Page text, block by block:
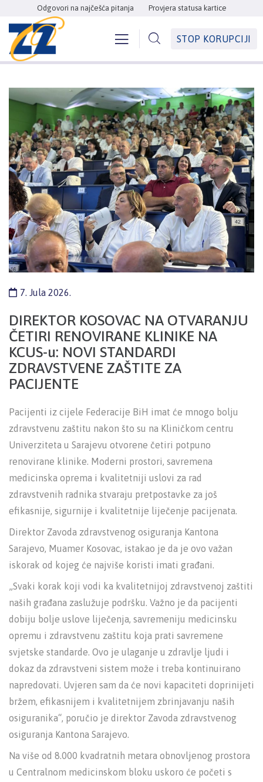
Odgovori na najčešća pitanja Provjera statusa kartice
STOP KORUPCIJI
7. Jula 2026.
DIREKTOR KOSOVAC NA OTVARANJU
ČETIRI RENOVIRANE KLINIKE NA
KCUS-u: NOVI STANDARDI
ZDRAVSTVENE ZAŠTITE ZA
PACIJENTE
Pacijenti iz cijele Federacije BiH imat će mnogo bolju
zdravstvenu zaštitu nakon što su na Kliničkom centru
Univerziteta u Sarajevu otvorene četiri potpuno
renovirane klinike. Moderni prostori, savremena
medicinska oprema i kvalitetniji uslovi za rad
zdravstvenih radnika stvaraju pretpostavke za još
efikasnije, sigurnije i kvalitetnije liječenje pacijenata.
Direktor Zavoda zdravstvenog osiguranja Kantona
Sarajevo, Muamer Kosovac, istakao je da je ovo važan
iskorak od kojeg će najviše koristi imati građani.
„Svaki korak koji vodi ka kvalitetnijoj zdravstvenoj zaštiti
naših građana zaslužuje podršku. Važno je da pacijenti
dobiju bolje uslove liječenja, savremeniju medicinsku
opremu i zdravstvenu zaštitu koja prati savremene
svjetske standarde. Ovo je ulaganje u zdravlje ljudi i
dokaz da zdravstveni sistem može i treba kontinuirano
napredovati. Uvjeren sam da će novi kapaciteti doprinijeti
bržem, efikasnijem i kvalitetnijem zbrinjavanju naših
osiguranika“, poručio je direktor Zavoda zdravstvenog
osiguranja Kantona Sarajevo.
Na više od 8.000 kvadratnih metara obnovljenog prostora
u Centralnom medicinskom bloku uskoro će početi s